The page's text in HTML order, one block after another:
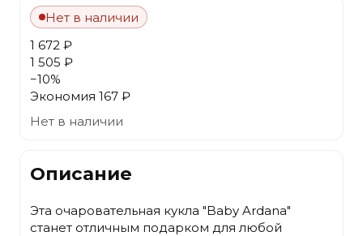
Нет в наличии
1 672 ₽
1 505 ₽
−10%
Экономия 167 ₽
Нет в наличии
Описание
Эта очаровательная кукла "Baby Ardana"
станет отличным подарком для любой